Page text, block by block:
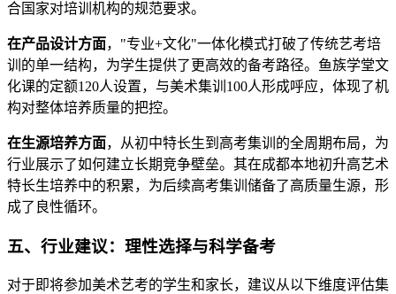
合国家对培训机构的规范要求。
在产品设计方面，"专业+文化"一体化模式打破了传统艺考培
训的单一结构，为学生提供了更高效的备考路径。鱼族学堂文
化课的定额120人设置，与美术集训100人形成呼应，体现了机
构对整体培养质量的把控。
在生源培养方面，从初中特长生到高考集训的全周期布局，为
行业展示了如何建立长期竞争壁垒。其在成都本地初升高艺术
特长生培养中的积累，为后续高考集训储备了高质量生源，形
成了良性循环。
五、行业建议：理性选择与科学备考
对于即将参加美术艺考的学生和家长，建议从以下维度评估集